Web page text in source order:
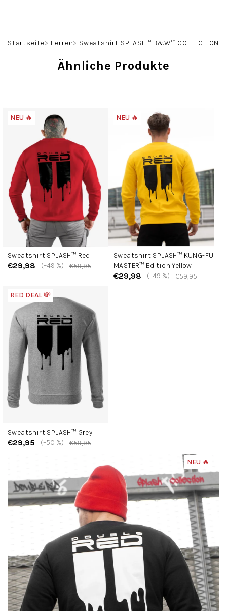
Startseite Herren Sweatshirt SPLASH™ B&W™ COLLECTION
NEU 🔥
Ähnliche Produkte
NEU 🔥
Sweatshirt SPLASH™ Red
€29,98 €59,95
(–49 %)
NEU 🔥
Sweatshirt SPLASH™ KUNG-FU
MASTER™ Edition Yellow
€29,98 €59,95
(–49 %)
RED DEAL 💸
Sweatshirt SPLASH™ Grey
€29,95 €59,95
(–50 %)